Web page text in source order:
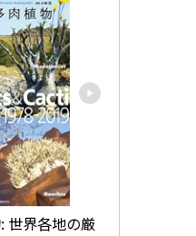
世界各地の厳